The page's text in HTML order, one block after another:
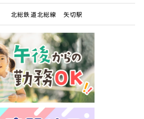
北総鉄道北総線 矢切駅